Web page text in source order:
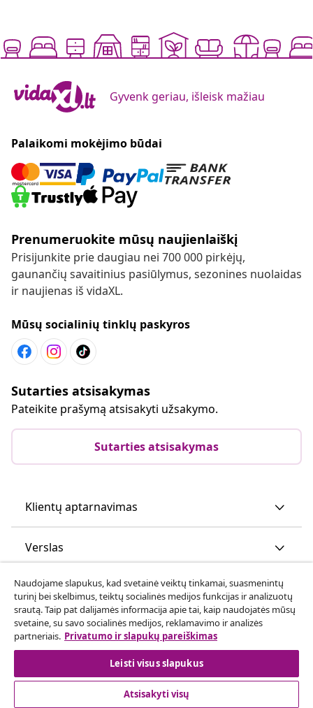
Gyvenk geriau, išleisk mažiau
Palaikomi mokėjimo būdai
Prenumeruokite mūsų naujienlaiškį
Prisijunkite prie daugiau nei 700 000 pirkėjų,
gaunančių savaitinius pasiūlymus, sezonines nuolaidas
ir naujienas iš vidaXL.
Mūsų socialinių tinklų paskyros
Sutarties atsisakymas
Pateikite prašymą atsisakyti užsakymo.
Sutarties atsisakymas
Klientų aptarnavimas
Verslas
vidaXL
Atraskite daugiau
Naudojame slapukus, kad svetainė veiktų tinkamai, suasmenintų
turinį bei skelbimus, teiktų socialinės medijos funkcijas ir analizuotų
srautą. Taip pat dalijamės informacija apie tai, kaip naudojatės mūsų
svetaine, su savo socialinės medijos, reklamavimo ir analizės
partneriais. Privatumo ir slapukų pareiškimas
Leisti visus slapukus
Atsisakyti visų